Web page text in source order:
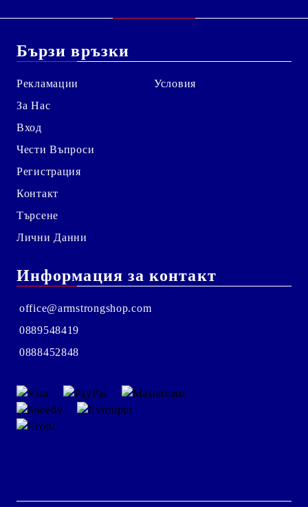
Бързи връзки
Рекламации
За Нас
Вход
Чести Въпроси
Регистрация
Контакт
Търсене
Лични Данни
Условия
Информация за контакт
office@armstrongshop.com
0889548419
0888452848